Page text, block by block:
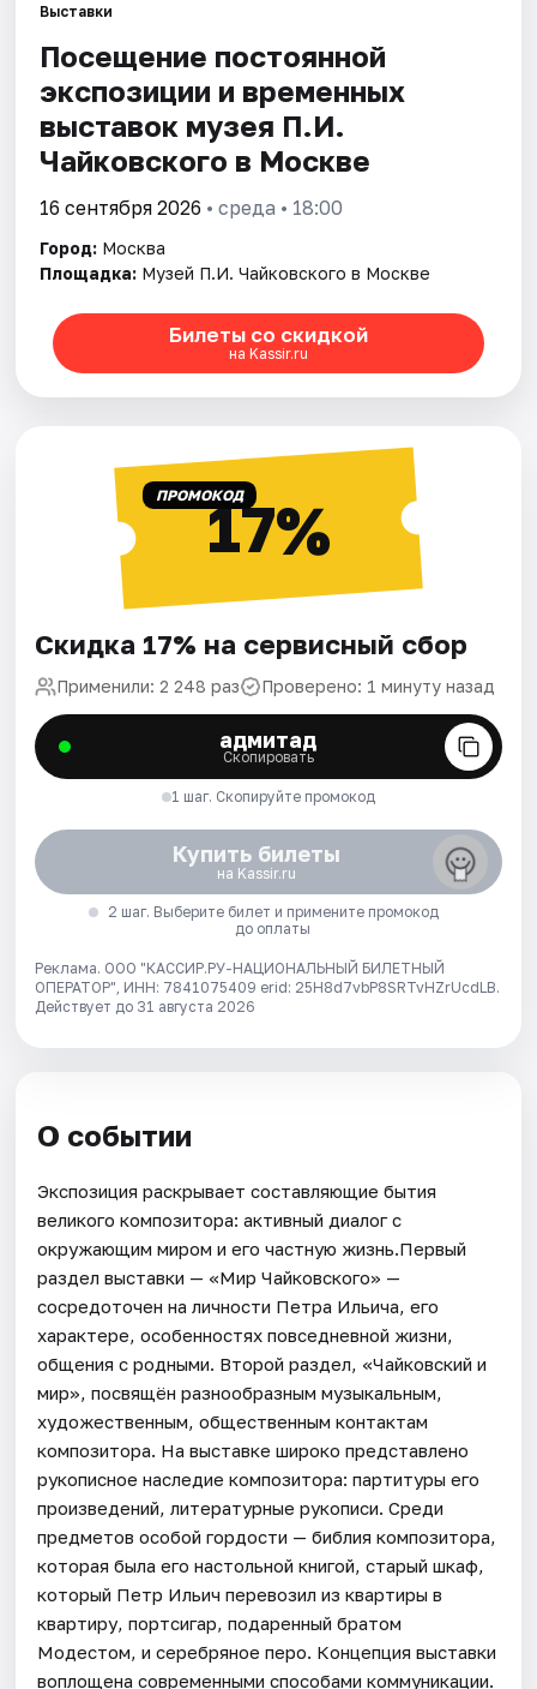
Выставки
Посещение постоянной
экспозиции и временных
выставок музея П.И.
Чайковского в Москве
16 сентября 2026 • среда • 18:00
Город: Москва
Площадка: Музей П.И. Чайковского в Москве
Билеты со скидкой
на Kassir.ru
ПРОМОКОД17%
Скидка 17% на сервисный сбор
Применили: 2 248 раз Проверено: 1 минуту назад
адмитад
Скопировать
1 шаг. Скопируйте промокод
Купить билеты
на Kassir.ru
2 шаг. Выберите билет и примените промокод
до оплаты
Реклама. ООО "КАССИР.РУ-НАЦИОНАЛЬНЫЙ БИЛЕТНЫЙ
ОПЕРАТОР", ИНН: 7841075409 erid: 25H8d7vbP8SRTvHZrUcdLB.
Действует до 31 августа 2026
О событии
Экспозиция раскрывает составляющие бытия
великого композитора: активный диалог с
окружающим миром и его частную жизнь.Первый
раздел выставки — «Мир Чайковского» —
сосредоточен на личности Петра Ильича, его
характере, особенностях повседневной жизни,
общения с родными. Второй раздел, «Чайковский и
мир», посвящён разнообразным музыкальным,
художественным, общественным контактам
композитора. На выставке широко представлено
рукописное наследие композитора: партитуры его
произведений, литературные рукописи. Среди
предметов особой гордости — библия композитора,
которая была его настольной книгой, старый шкаф,
который Петр Ильич перевозил из квартиры в
квартиру, портсигар, подаренный братом
Модестом, и серебряное перо. Концепция выставки
воплощена современными способами коммуникации.